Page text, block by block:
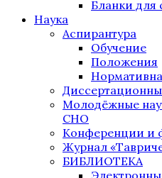
Бланки для
Наука
Аспирантура
Обучение
Положения
Молодёжные
СНО
Конференции и
Журнал
БИБЛИОТЕКА